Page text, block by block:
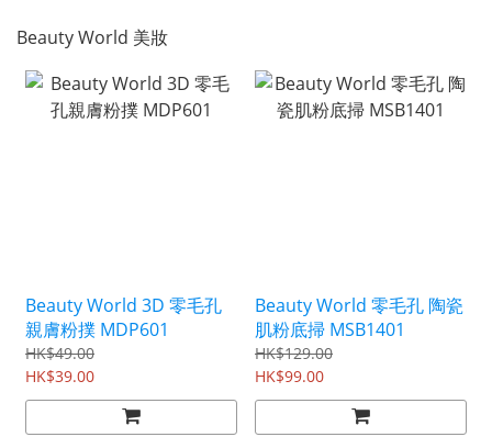
Beauty World 美妝
Beauty World 3D 零毛孔
親膚粉撲 MDP601
HK$49.00
HK$39.00
Beauty World 零毛孔 陶瓷
肌粉底掃 MSB1401
HK$129.00
HK$99.00